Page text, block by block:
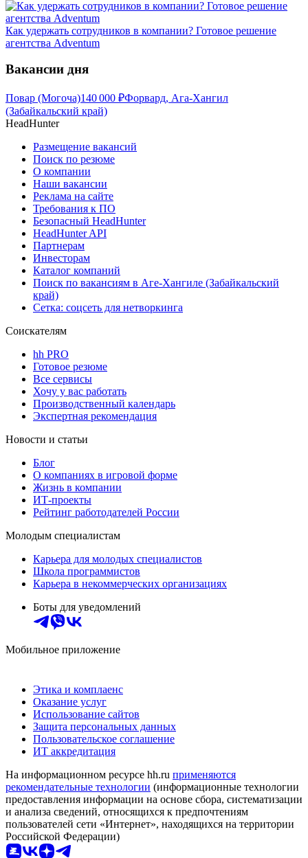
Как удержать сотрудников в компании? Готовое решение
агентства Adventum
Вакансии дня
Повар (Могоча)140 000 ₽Форвард, Ага-Хангил
(Забайкальский край)
HeadHunter
Размещение вакансий
Поиск по резюме
О компании
Наши вакансии
Реклама на сайте
Требования к ПО
Безопасный HeadHunter
HeadHunter API
Партнерам
Инвесторам
Каталог компаний
Поиск по вакансиям в Аге-Хангиле (Забайкальский
край)
Сетка: соцсеть для нетворкинга
Соискателям
hh PRO
Готовое резюме
Все сервисы
Хочу у вас работать
Производственный календарь
Экспертная рекомендация
Новости и статьи
Блог
О компаниях в игровой форме
Жизнь в компании
ИТ-проекты
Рейтинг работодателей России
Молодым специалистам
Карьера для молодых специалистов
Школа программистов
Карьера в некоммерческих организациях
Боты для уведомлений
Мобильное приложение
Этика и комплаенс
Оказание услуг
Использование сайтов
Защита персональных данных
Пользовательское соглашение
ИТ аккредитация
На информационном ресурсе hh.ru применяются
рекомендательные технологии (информационные технологии
предоставления информации на основе сбора, систематизации
и анализа сведений, относящихся к предпочтениям
пользователей сети «Интернет», находящихся на территории
Российской Федерации)